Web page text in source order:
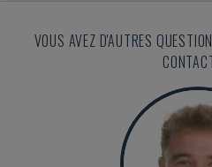
VOUS AVEZ D'AUTRES